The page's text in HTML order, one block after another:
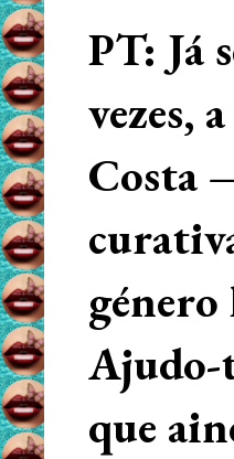
PT: Já
vezes,
Costa
Ajudo-
que